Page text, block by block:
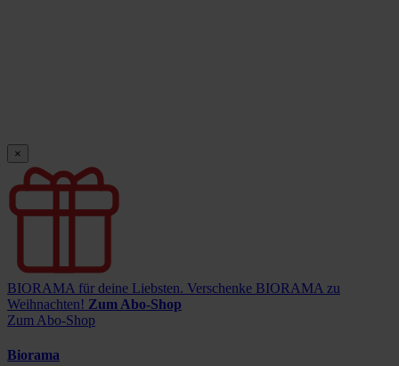
×
BIORAMA für deine Liebsten. Verschenke BIORAMA zu
Weihnachten! Zum Abo-Shop
Zum Abo-Shop
Biorama